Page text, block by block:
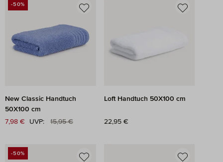
RABATT
-50%
New Classic Handtuch
50X100 cm
Verkaufspreis:
7,98 € UVP: Regulärer Preis:
15,95 €
Loft Handtuch 50X100 cm
Regulärer Preis:
22,95 €
RABATT
-50%